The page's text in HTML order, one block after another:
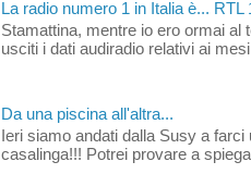
La radio numero 1 in Italia è... RTL
Stamattina, mentre io ero ormai al
usciti i dati audiradio relativi ai
Da una piscina all'altra...
Ieri siamo andati dalla Susy a
casalinga!!! Potrei provare a